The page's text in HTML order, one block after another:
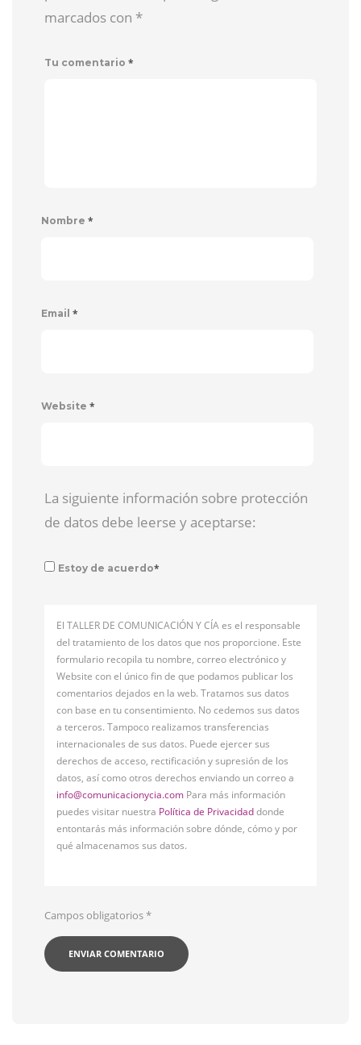
marcados con *
Tu comentario *
Nombre *
Email *
Website *
La siguiente información sobre protección
de datos debe leerse y aceptarse:
Estoy de acuerdo*
El TALLER DE COMUNICACIÓN Y CÍA es el responsable
del tratamiento de los datos que nos proporcione. Este
formulario recopila tu nombre, correo electrónico y
Website con el único fin de que podamos publicar los
comentarios dejados en la web. Tratamos sus datos
con base en tu consentimiento. No cedemos sus datos
a terceros. Tampoco realizamos transferencias
internacionales de sus datos. Puede ejercer sus
derechos de acceso, rectificación y supresión de los
datos, así como otros derechos enviando un correo a
info@comunicacionycia.com Para más información
puedes visitar nuestra Política de Privacidaddonde
entontarás más información sobre dónde, cómo y por
qué almacenamos sus datos.
Campos obligatorios*